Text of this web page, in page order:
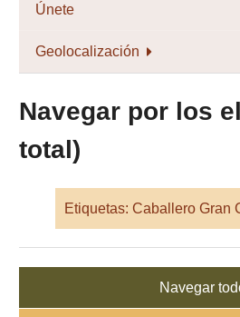
Únete
Geolocalización
Navegar por los
total)
Etiquetas: Caballero Gran
Navegar